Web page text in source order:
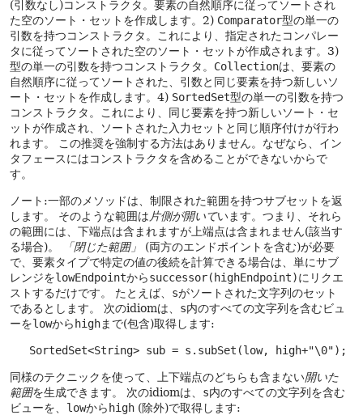
(引数なし)コンストラクタ。要素の自然順序に従ってソートされ
た空のソート・セットを作成します。2) Comparator型の単一の
引数を持つコンストラクタ。これにより、指定されたコンパレー
タに従ってソートされた空のソート・セットが作成されます。3)
型の単一の引数を持つコンストラクタ。 Collectionは、要素の
自然順序に従ってソートされた、引数と同じ要素を持つ新しいソ
ート・セットを作成します。4) SortedSet型の単一の引数を持つ
コンストラクタ。これにより、同じ要素を持つ新しいソート・セ
ットが作成され、ソートされた入力セットと同じ順序付けが行わ
れます。
この推奨を強制する方法はありません。なぜなら、イン
タフェースにはコンストラクタを含めることができないからで
す。
ノート:一部のメソッドは、制限された範囲を持つサブセットを返
します。
そのような範囲は 片側が開いています。つまり、それら
の範囲には、下端点は含まれますが上端点は含まれません(該当す
る場合)。
「閉じた範囲」
(両方のエンドポイントを含む)が必要
で、要素タイプで特定の値の後続を計算できる場合は、単にサブ
レンジをlowEndpointからsuccessor(highEndpoint)にリクエ
ストするだけです。
たとえば、 sがソートされた文字列のセット
であるとします。
次のidiomは、 s内のすべての文字列を含むビュ
ーをlowから highまで(包含)取得します:
   SortedSet<String> sub = s.subSet(low, high+"\0");
同様のテクニックを使って、上下端点のどちらも含まない開いた
範囲を生成できます。 次のidiomは、 s内のすべての文字列を含む
ビューを、 lowから high (除外)で取得します: